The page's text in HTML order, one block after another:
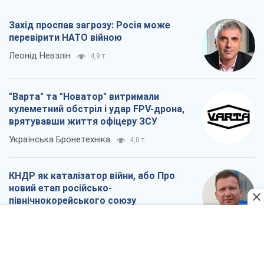
Захід проспав загрозу: Росія може
перевірити НАТО війною
Леонід Невзлін 4,9 т.
"Варта" та "Новатор" витримали
кулеметний обстріл і удар FPV-дрона,
врятувавши життя офіцеру ЗСУ
Українська Бронетехніка 4,0 т.
КНДР як каталізатор війни, або Про
новий етап російсько-
північнокорейського союзу